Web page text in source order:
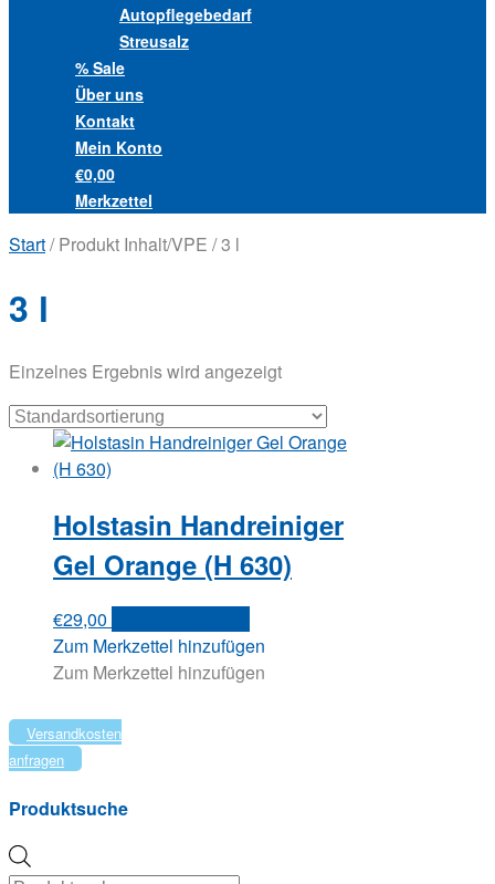
Autopflegebedarf
Streusalz
% Sale
Über uns
Kontakt
Mein Konto
€0,00
Merkzettel
Start/ Produkt Inhalt/VPE / 3 l
3 l
Einzelnes Ergebnis wird angezeigt
Holstasin Handreiniger
Gel Orange (H 630)
€29,00
Zum Merkzettel hinzufügen
Zum Merkzettel hinzufügen
Versandkosten
anfragen
Produktsuche